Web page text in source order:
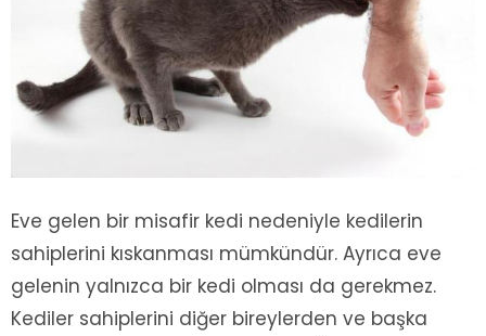
Eve gelen bir misafir kedi nedeniyle kedilerin
sahiplerini kıskanması mümkündür. Ayrıca eve
gelenin yalnızca bir kedi olması da gerekmez.
Kediler sahiplerini diğer bireylerden ve başka